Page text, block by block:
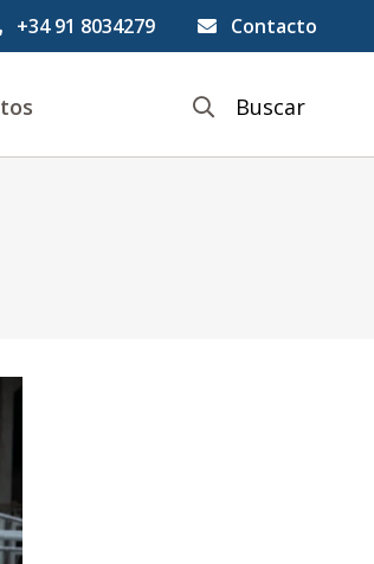
+34 91 8034279 Contacto
Buscar